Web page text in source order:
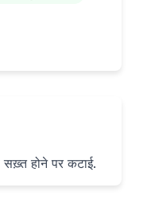
सख़्त होने पर कटाई.